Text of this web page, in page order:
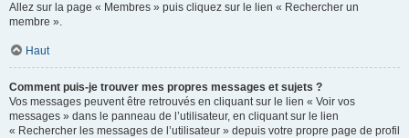
Allez sur la page « Membres » puis cliquez sur le lien « Rechercher un
membre ».
Haut
Comment puis-je trouver mes propres messages et sujets ?
Vos messages peuvent être retrouvés en cliquant sur le lien « Voir vos
messages » dans le panneau de l’utilisateur, en cliquant sur le lien
« Rechercher les messages de l’utilisateur » depuis votre propre page de profil